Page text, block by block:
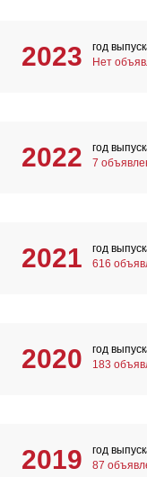
2023
год
Нет
2022
год
7
2021
год
616
2020
год
183
2019
год
87